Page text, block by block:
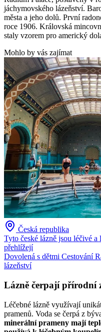
jáchymovského lázeňství.
města a jeho dolů. První
roce 1906. Královská
staly vzorem pro americký
Mohlo by vás zajímat
Česká republika
Tyto české lázně jsou léčivé
přehlížejí
Dovolená s dětmi Cestování
lázeňství
Lázně čerpají přírodní
Léčebné lázně využívají
pramenů. Voda se čerpá z
minerální prameny mají